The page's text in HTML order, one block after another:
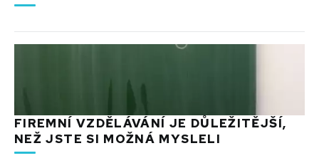
FIREMNÍ VZDĚLÁVÁNÍ JE DŮLEŽITĚJŠÍ,
NEŽ JSTE SI MOŽNÁ MYSLELI